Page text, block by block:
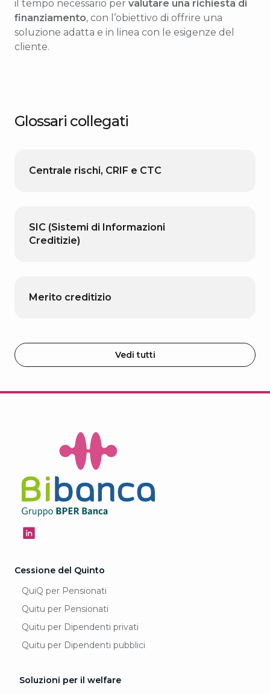
il tempo necessario per valutare una richiesta di
finanziamento, con l’obiettivo di offrire una
soluzione adatta e in linea con le esigenze del
cliente.
Glossari collegati
Centrale rischi, CRIF e CTC
SIC (Sistemi di Informazioni
Creditizie)
Merito creditizio
Vedi tutti
Cessione del Quinto
QuiQ per Pensionati
Quitu per Pensionati
Quitu per Dipendenti privati
Quitu per Dipendenti pubblici
Soluzioni per il welfare